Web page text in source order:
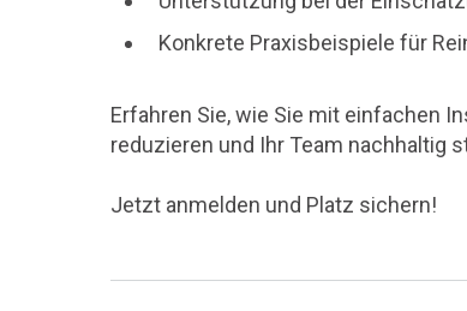
Konkrete Praxisbeispiele für
Erfahren Sie, wie Sie mit einfachen
reduzieren und Ihr Team nachhaltig
Jetzt anmelden und Platz sichern!